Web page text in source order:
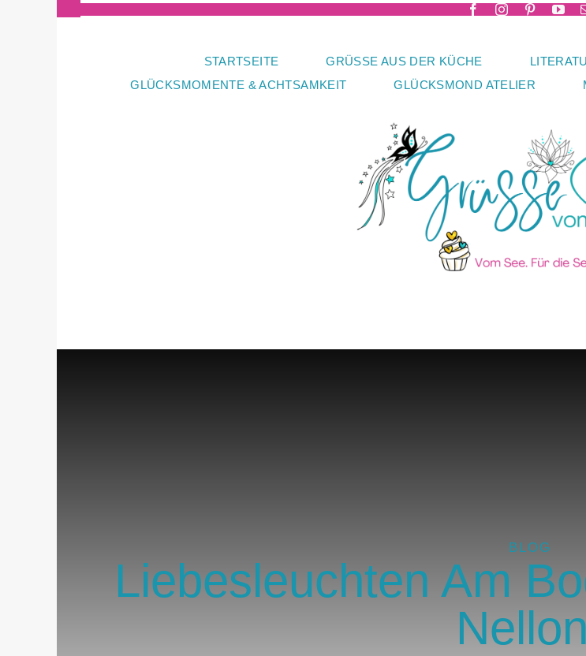
STARTSEITE GRÜSSE AUS DER KÜCHE
GLÜCKSMOMENTE & ACHTSAMKEIT
GLÜCKSMOND ATELIER
BLOG
Liebesleuchten Am